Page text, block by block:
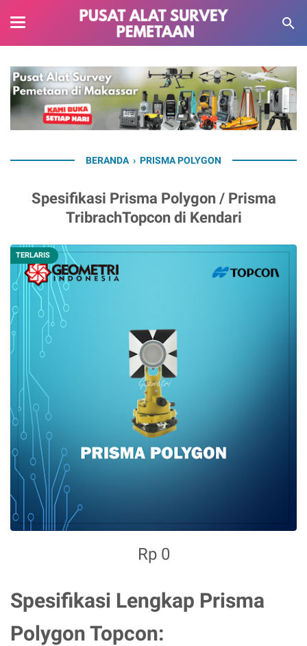
BERANDA › PRISMA POLYGON
Spesifikasi Prisma Polygon / Prisma
TribrachTopcon di Kendari
TERLARIS
Rp 0
Spesifikasi Lengkap Prisma
Polygon Topcon: